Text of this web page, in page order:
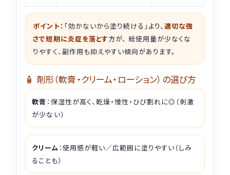
ポイント： 「効かないから塗り続ける」より、適切な強
さで短期に炎症を落とす方が、 総使用量が少なくな
りやすく、副作用も抑えやすい傾向があります。
🧴 剤形（軟膏・クリーム・ローション）の選び方
軟膏 ：保湿性が高く、乾燥・慢性・ひび割れに◎（刺激
が少ない）
クリーム ：使用感が軽い／広範囲に塗りやすい（しみ
ることも）